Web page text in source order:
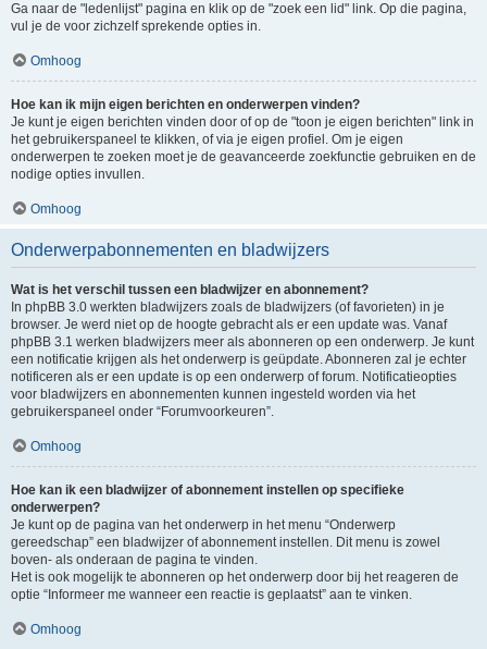
Ga naar de "ledenlijst" pagina en klik op de "zoek een lid" link. Op die pagina,
vul je de voor zichzelf sprekende opties in.
Omhoog
Hoe kan ik mijn eigen berichten en onderwerpen vinden?
Je kunt je eigen berichten vinden door of op de "toon je eigen berichten" link in
het gebruikerspaneel te klikken, of via je eigen profiel. Om je eigen
onderwerpen te zoeken moet je de geavanceerde zoekfunctie gebruiken en de
nodige opties invullen.
Omhoog
Onderwerpabonnementen en bladwijzers
Wat is het verschil tussen een bladwijzer en abonnement?
In phpBB 3.0 werkten bladwijzers zoals de bladwijzers (of favorieten) in je
browser. Je werd niet op de hoogte gebracht als er een update was. Vanaf
phpBB 3.1 werken bladwijzers meer als abonneren op een onderwerp. Je kunt
een notificatie krijgen als het onderwerp is geüpdate. Abonneren zal je echter
notificeren als er een update is op een onderwerp of forum. Notificatieopties
voor bladwijzers en abonnementen kunnen ingesteld worden via het
gebruikerspaneel onder “Forumvoorkeuren”.
Omhoog
Hoe kan ik een bladwijzer of abonnement instellen op specifieke
onderwerpen?
Je kunt op de pagina van het onderwerp in het menu “Onderwerp
gereedschap” een bladwijzer of abonnement instellen. Dit menu is zowel
boven- als onderaan de pagina te vinden.
Het is ook mogelijk te abonneren op het onderwerp door bij het reageren de
optie “Informeer me wanneer een reactie is geplaatst” aan te vinken.
Omhoog